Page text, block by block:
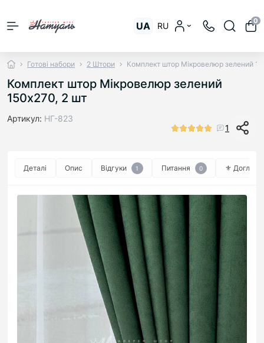
UA RU
0
Готові набори 2 Штори Комплект штор Мікровелюр зелений
Комплект штор Мікровелюр зелений
150х270, 2 шт
Артикул: НГ-823
1
Деталі Опис Відгуки 1 Питання 0 ⚜︎ Догляд